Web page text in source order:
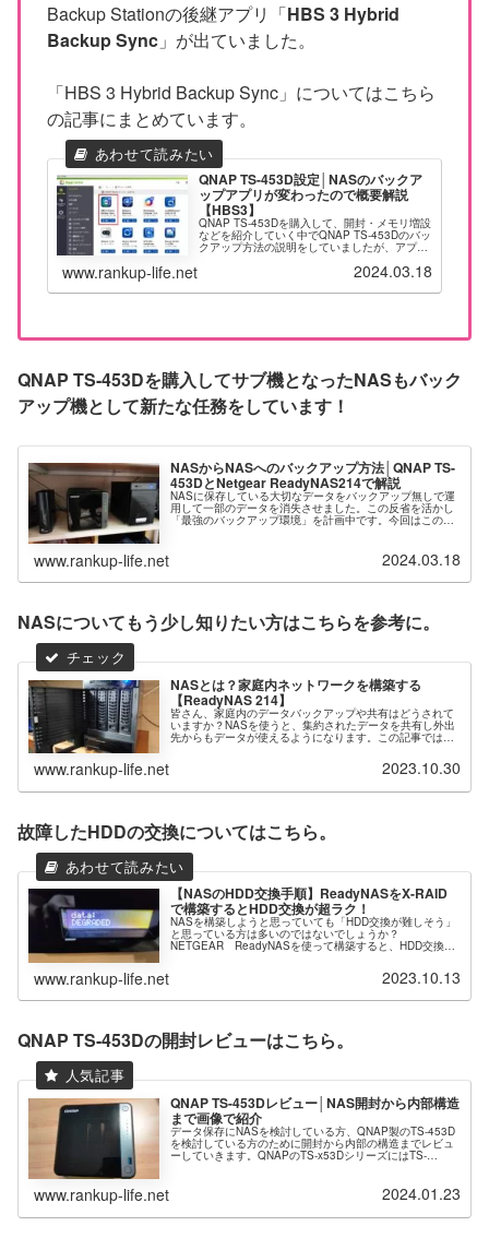
Backup Stationの後継アプリ「HBS 3 Hybrid
Backup Sync 」が出ていました。
「HBS 3 Hybrid Backup Sync」についてはこちら
の記事にまとめています。
QNAP TS-453D設定│NASのバックア
ップアプリが変わったので概要解説
【HBS3】
QNAP TS-453Dを購入して、開封・メモリ増設
などを紹介していく中でQNAP TS-453Dのバッ
クアップ方法の説明をしていましたが、アプリ
介しておきます。紹介するNASは、QNAP TS-
www.rankup-life.net 2024.03.18
QNAP TS-453Dを購入してサブ機となったNASもバック
アップ機として新たな任務をしています！
NASからNASへのバックアップ方法│QNAP TS-
453DとNetgear ReadyNAS214で解説
NASに保存している大切なデータをバックアップ無しで運
用して一部のデータを消失させました。この反省を活かし
「最強のバックアップ環境」を計画中です。今回はこの最
www.rankup-life.net 2024.03.18
NASについてもう少し知りたい方はこちらを参考に。
NASとは？家庭内ネットワークを構築する
【ReadyNAS 214】
皆さん、家庭内のデータバックアップや共有はどうされて
いますか？NASを使うと、集約されたデータを共有し外出
先からもデータが使えるようになります。この記事では、
大切なデータを安全に保存しかつ、快適に使える方法とし
www.rankup-life.net 2023.10.30
故障したHDDの交換についてはこちら。
【NASのHDD交換手順】ReadyNASをX-RAID
で構築するとHDD交換が超ラク！
NASを構築しようと思っていても「HDD交換が難しそう」
と思っている方は多いのではないでしょうか？
NETGEAR ReadyNASを使って構築すると、HDD交換は
www.rankup-life.net 2023.10.13
QNAP TS-453Dの開封レビューはこちら。
QNAP TS-453Dレビュー│NAS開封から内部構造
まで画像で紹介
データ保存にNASを検討している方、QNAP製のTS-453D
を検討している方のために開封から内部の構造までレビュ
ーしていきます。QNAPのTS-x53DシリーズにはTS-
653D：6ドライブベイTS-453D：4ドライブベイTS-
www.rankup-life.net 2024.01.23